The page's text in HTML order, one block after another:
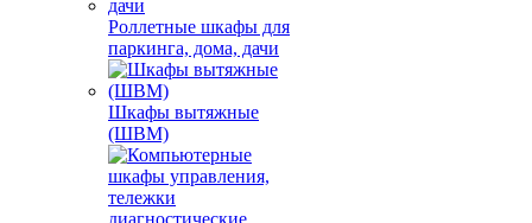
Роллетные шкафы для
паркинга, дома, дачи
Шкафы вытяжные
(ШВМ)